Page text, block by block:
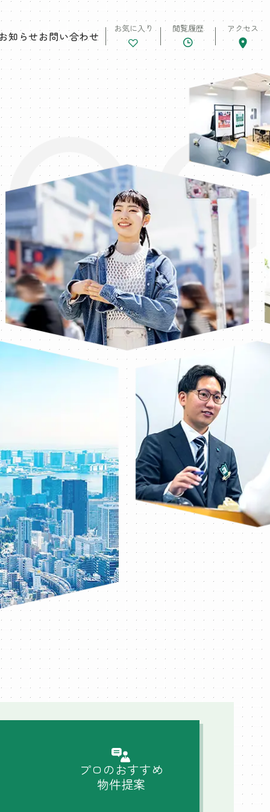
知らせお問い合わせ
お気に入り 閲覧履歴 アクセス
プロのおすすめ
物件提案